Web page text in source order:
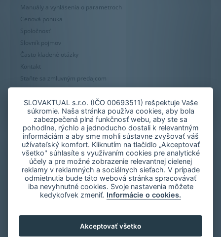
Manuály a vyhlásenia o parametroch
Cenová ponuka
Spoločnosť
Slovník pojmov
Často kladené otázky
Kontakt
Staňte sa zmluvným predajcom
Mapa stránky
Zásady používania súborov cookie
Nastavenie cookies
Oznámenie nekalých praktík
SLOVAKTUAL s.r.o. (IČO 00693511) rešpektuje Vaše
súkromie. Naša stránka používa cookies, aby bola
zabezpečená plná funkčnosť webu, aby ste sa
pohodlne, rýchlo a jednoducho dostali k relevantným
informáciám a aby sme mohli sústavne zvyšovať váš
užívateľský komfort. Kliknutím na tlačidlo „Akceptovať
všetko" súhlasíte s využívaním cookies pre analytické
účely a pre možné zobrazenie relevantnej cielenej
reklamy v reklamných a sociálnych sieťach. V prípade
odmietnutia bude táto webová stránka spracovávať
iba nevyhnutné cookies. Svoje nastavenia môžete
kedykoľvek zmeniť. Informácie o cookies.
Akceptovať všetko